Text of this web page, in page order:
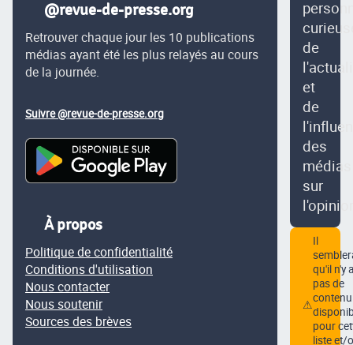
@revue-de-presse.org
Retrouver chaque jour les 10 publications
médias ayant été les plus relayés au cours
de la journée.
Suivre @revue-de-presse.org
À propos
Politique de confidentialité
Conditions d'utilisation
Nous contacter
Nous soutenir
Sources des brèves
de
et
de
des
médias
sur
⚠
Il
qu'il n'y a
pas de
contenu
pour
liste et/